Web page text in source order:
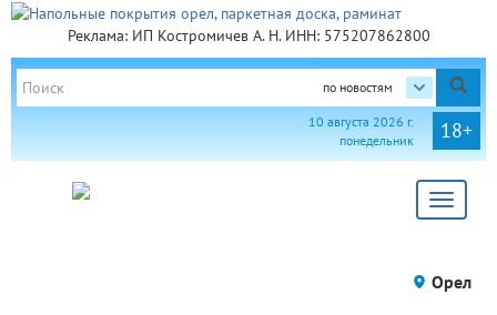
Реклама: ИП Костромичев А. Н. ИНН: 575207862800
по новостям
18+
10 августа 2026 г.
понедельник
Toggle
Орел